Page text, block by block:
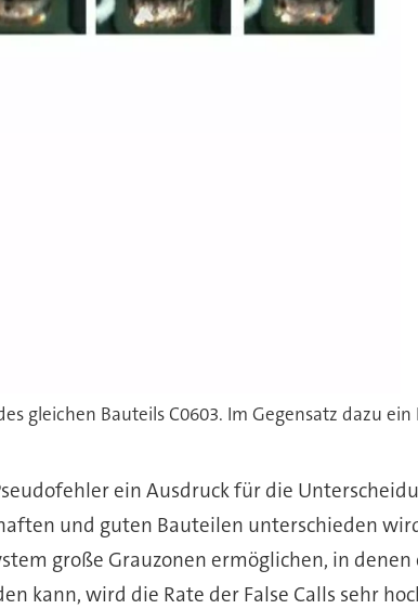
ein Ausdruck für die
und guten Bauteilen unterschieden
große Grauzonen ermöglichen, in
kann, wird die Rate der False Calls sehr